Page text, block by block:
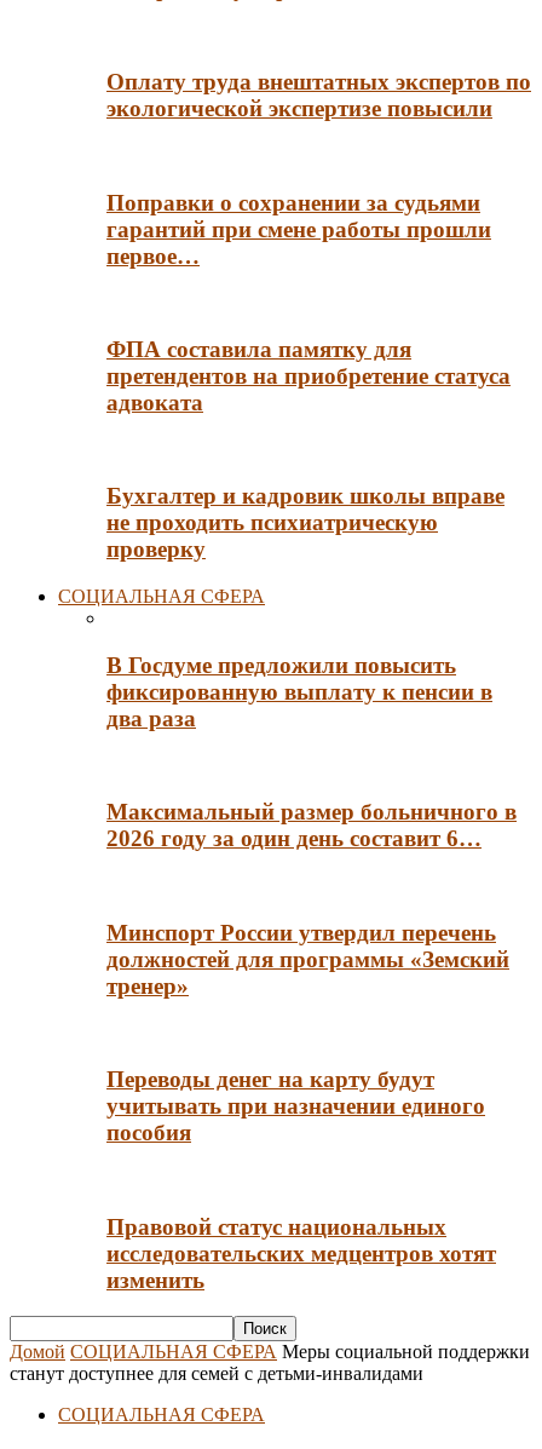
Оплату труда внештатных экспертов по
экологической экспертизе повысили
Поправки о сохранении за судьями
гарантий при смене работы прошли
первое…
ФПА составила памятку для
претендентов на приобретение статуса
адвоката
Бухгалтер и кадровик школы вправе
не проходить психиатрическую
проверку
СОЦИАЛЬНАЯ СФЕРА
В Госдуме предложили повысить
фиксированную выплату к пенсии в
два раза
Максимальный размер больничного в
2026 году за один день составит 6…
Минспорт России утвердил перечень
должностей для программы «Земский
тренер»
Переводы денег на карту будут
учитывать при назначении единого
пособия
Правовой статус национальных
исследовательских медцентров хотят
изменить
Домой СОЦИАЛЬНАЯ СФЕРА Меры социальной поддержки
станут доступнее для семей с детьми-инвалидами
СОЦИАЛЬНАЯ СФЕРА